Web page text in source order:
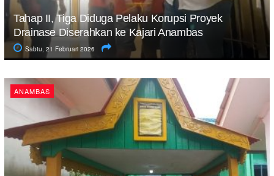
Tahap II, Tiga Diduga Pelaku Korupsi Proyek
Drainase Diserahkan ke Kajari Anambas
Sabtu, 21 Februari 2026
ANAMBAS